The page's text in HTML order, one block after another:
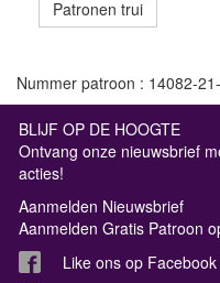
Patronen trui
Nummer patroon : 14082-
BLIJF OP DE HOOGTE
Ontvang onze nieuwsbrief
acties!
Aanmelden Nieuwsbrief
Aanmelden Gratis Patroon
Like ons op Facebook